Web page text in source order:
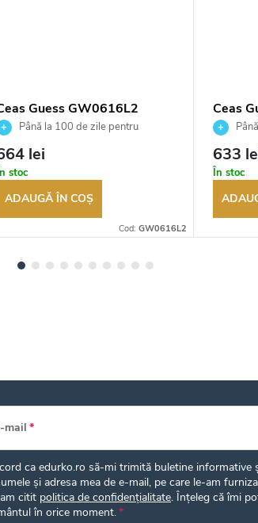
Guess GW0616L2
Până la 100 de zile pentru
bunurilor. Vânzător
lei
stoc
ADAUGĂ ÎN COŞ
Cod: GW0616L2
Ceas
autorizat
633
În stoc
mail
ca edurko.ro să-mi trimită buletine informative
și adresa mea de e-mail, pe care le-am
citit politica de confidențialitate. Înțeleg că îmi
în orice moment.